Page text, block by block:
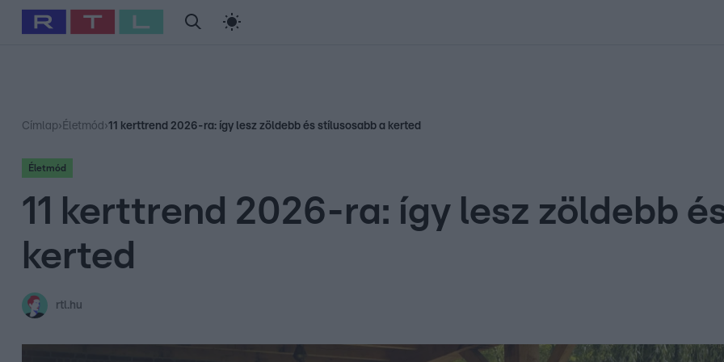
Babits Marcella Szellő István Most Wanted
Címlap› Életmód ›11 kerttrend 2026-ra: így lesz zöldebb és stílusosabb a kerted
Életmód
11 kerttrend 2026-ra: így lesz zöldebb
kerted
rtl.hu